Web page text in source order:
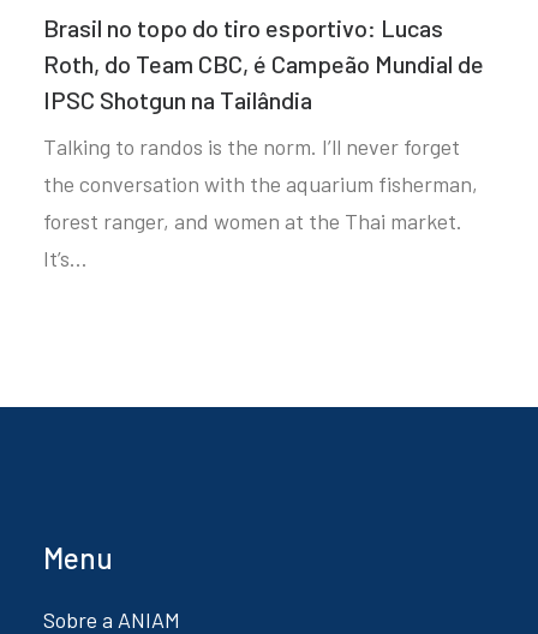
Brasil no topo do tiro esportivo: Lucas
Roth, do Team CBC, é Campeão Mundial de
IPSC Shotgun na Tailândia
Talking to randos is the norm. I’ll never forget
the conversation with the aquarium fisherman,
forest ranger, and women at the Thai market.
It’s…
Menu
Sobre a ANIAM